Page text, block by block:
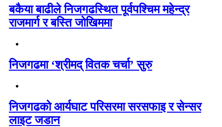
बकैया बाढीले निजगढस्थित पूर्वपश्चिम महेन्द्र
राजमार्ग र बस्ति जोखिममा
निजगढमा ‘श्रीमद् वितक चर्चा’ सुरु
निजगढको आर्यघाट परिसरमा सरसफाइ र सेन्सर
लाइट जडान